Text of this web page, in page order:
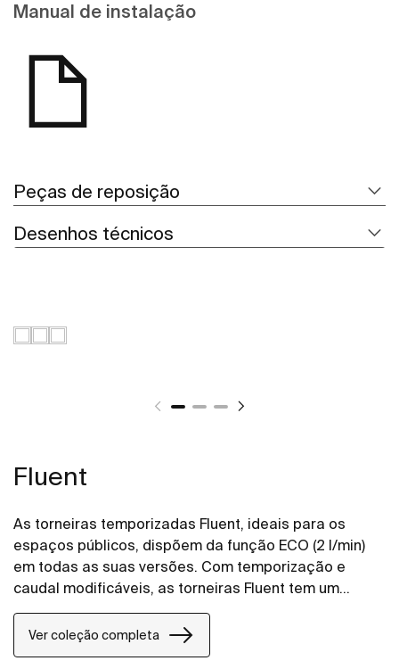
Manual de instalação
Peças de reposição
Desenhos técnicos
Fluent
As torneiras temporizadas Fluent, ideais para os
espaços públicos, dispõem da função ECO (2 l/min)
em todas as suas versões. Com temporização e
caudal modificáveis, as torneiras Fluent tem um
perlator anti vandalismo e um design de altura
confort para facilitar a sua utilização.
Ver coleção completa